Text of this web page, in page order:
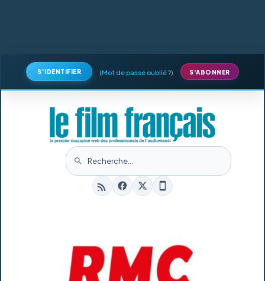
S'IDENTIFIER (Mot de passe oublié ?) S'ABONNER